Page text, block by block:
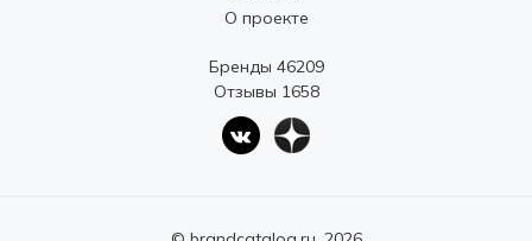
О проекте
Бренды 46209
Отзывы 1658